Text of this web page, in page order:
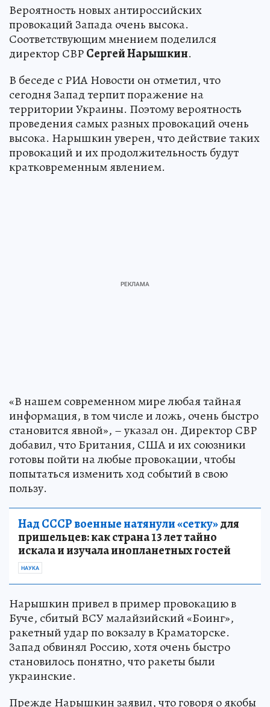
Вероятность новых антироссийских
провокаций Запада очень высока.
Соответствующим мнением поделился
директор СВРСергей Нарышкин.
В беседе с РИА Новости он отметил, что
сегодня Запад терпит поражение на
территории Украины. Поэтому вероятность
проведения самых разных провокаций очень
высока. Нарышкин уверен, что действие таких
провокаций и их продолжительность будут
кратковременным явлением.
«В нашем современном мире любая тайная
информация, в том числе и ложь, очень быстро
становится явной», – указал он. Директор СВР
добавил, что Британия, США и их союзники
готовы пойти на любые провокации, чтобы
попытаться изменить ход событий в свою
пользу.
Над СССР военные натянули «сетку»для
пришельцев: как страна 13 лет тайно
искала и изучала инопланетных гостей
НАУКА
Нарышкин привел в пример провокацию в
Буче, сбитый ВСУ малайзийский «Боинг»,
ракетный удар по вокзалу в Краматорске.
Запад обвинял Россию, хотя очень быстро
становилось понятно, что ракеты были
украинские.
Прежде Нарышкин заявил, что говоря о якобы